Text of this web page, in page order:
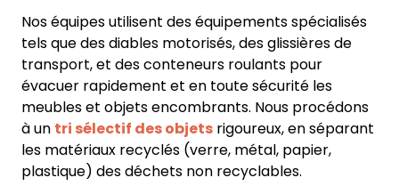
Nos équipes utilisent des équipements spécialisés
tels que des diables motorisés, des glissières de
transport, et des conteneurs roulants pour
évacuer rapidement et en toute sécurité les
meubles et objets encombrants. Nous procédons
à un tri sélectif des objets rigoureux, en séparant
les matériaux recyclés (verre, métal, papier,
plastique) des déchets non recyclables.